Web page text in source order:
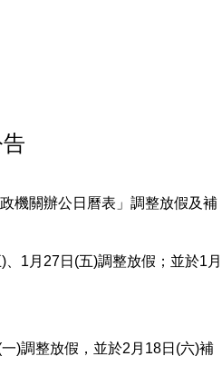
機關辦公日曆表」調整放假及補
1月27日(五)調整放假；並於1月
)調整放假，並於2月18日(六)補